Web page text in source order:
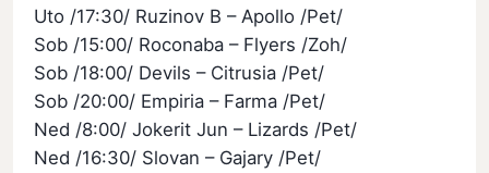
Uto /17:30/ Ruzinov B – Apollo /Pet/
Sob /15:00/ Roconaba – Flyers /Zoh/
Sob /18:00/ Devils – Citrusia /Pet/
Sob /20:00/ Empiria – Farma /Pet/
Ned /8:00/ Jokerit Jun – Lizards /Pet/
Ned /16:30/ Slovan – Gajary /Pet/